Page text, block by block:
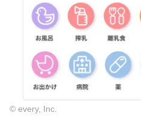
© every, Inc.